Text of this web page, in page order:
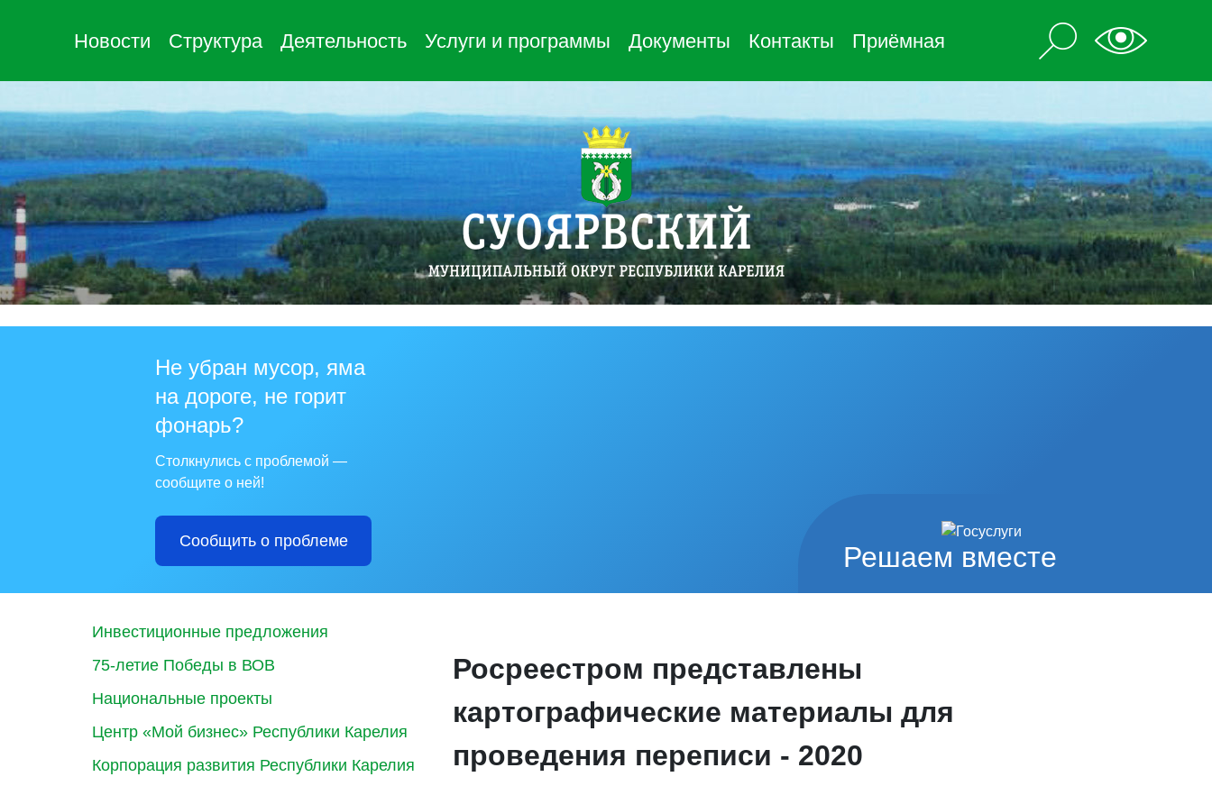
Новости Структура Деятельность Услуги и программы Документы Контакты Приёмная
Решаем вместе
Не убран мусор, яма
на дороге, не горит
фонарь?
Столкнулись с проблемой —
сообщите о ней!
Сообщить о проблеме
Инвестиционные предложения
75-летие Победы в ВОВ
Национальные проекты
Центр «Мой бизнес» Республики Карелия
Корпорация развития Республики Карелия
Росреестром представлены
картографические материалы для
проведения переписи - 2020